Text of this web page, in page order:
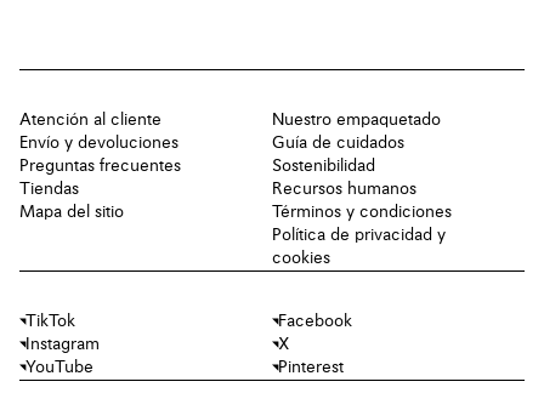
Atención al cliente
Envío y devoluciones
Preguntas frecuentes
Tiendas
Mapa del sitio
Nuestro empaquetado
Guía de cuidados
Sostenibilidad
Recursos humanos
Términos y condiciones
Política de privacidad y
cookies
TikTok
Facebook
Instagram
X
YouTube
Pinterest